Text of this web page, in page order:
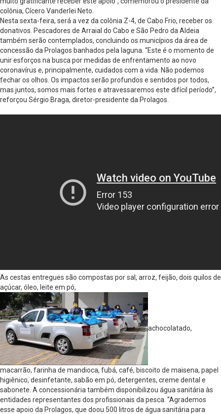
colônia, Cícero Vanderlei Neto.
Nesta sexta-feira, será a vez da colônia Z-4, de Cabo Frio, receber os
donativos. Pescadores de Arraial do Cabo e São Pedro da Aldeia
também serão contemplados, concluindo os municípios da área de
concessão da Prolagos banhados pela laguna. “Este é o momento de
unir esforços na busca por medidas de enfrentamento ao novo
coronavírus e, principalmente, cuidados com a vida. Não podemos
fechar os olhos. Os impactos serão profundos e sentidos por todos,
mas juntos, somos mais fortes e atravessaremos este difícil período”,
reforçou Sérgio Braga, diretor-presidente da Prolagos.
As cestas entregues são compostas por sal, arroz, feijão, dois quilos de
açúcar, óleo, leite em pó,
achocolatado,
macarrão, farinha de mandioca, fubá, café, biscoito de maisena, papel
higiênico, desinfetante, sabão em pó, detergentes, creme dental e
sabonete. A concessionária também disponibilizou água sanitária às
entidades representantes dos profissionais da pesca. “Agrademos
esse apoio da Prolagos, que doou 500 litros de água sanitária para